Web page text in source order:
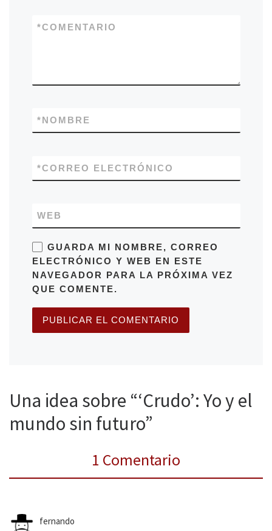
COMENTARIO
*
NOMBRE
*
CORREO ELECTRÓNICO
*
WEB
GUARDA MI NOMBRE, CORREO
ELECTRÓNICO Y WEB EN ESTE
NAVEGADOR PARA LA PRÓXIMA VEZ
QUE COMENTE.
Una idea sobre “‘Crudo’: Yo y el
mundo sin futuro”
1 Comentario
fernando